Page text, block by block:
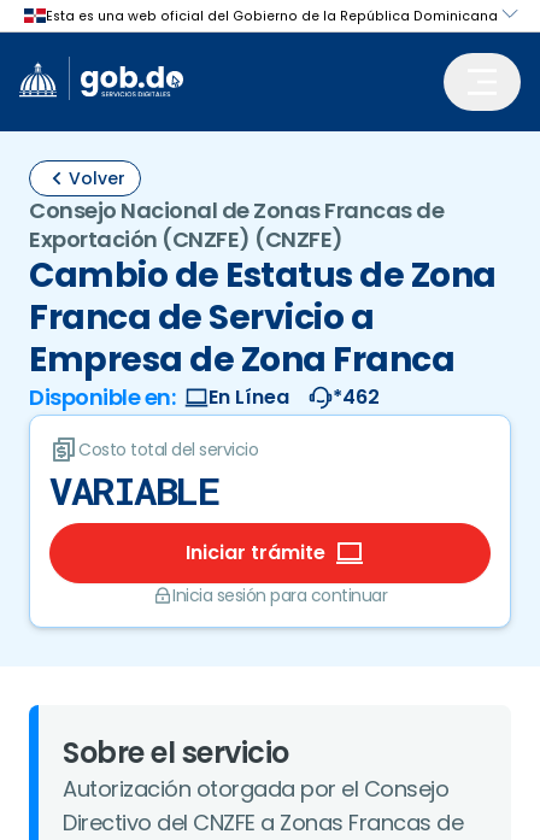
Volver
Consejo Nacional de Zonas Francas de
Exportación (CNZFE) (CNZFE)
Cambio de Estatus de Zona
Franca de Servicio a
Empresa de Zona Franca
Disponible en: En Línea *462
Costo total del servicio
VARIABLE
Iniciar trámite
Inicia sesión para continuar
Sobre el servicio
Autorización otorgada por el Consejo
Directivo del CNZFE a Zonas Francas de